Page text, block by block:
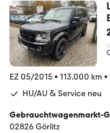
EZ 05/2015 • 113.000 km •
HU/AU & Service neu
Gebrauchtwagenmarkt-
02826 Görlitz